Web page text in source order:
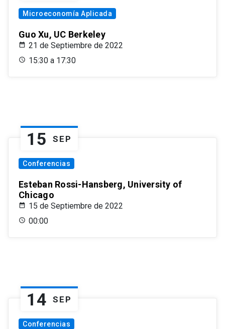
Microeconomía Aplicada
Guo Xu, UC Berkeley
21 de Septiembre de 2022
15:30 a 17:30
15 SEP
Conferencias
Esteban Rossi-Hansberg, University of
Chicago
15 de Septiembre de 2022
00:00
14 SEP
Conferencias